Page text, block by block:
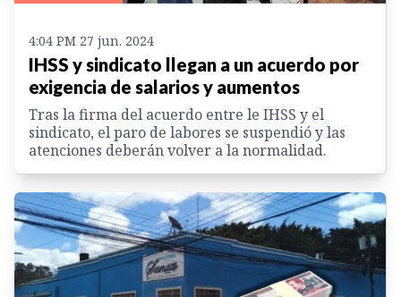
4:04 PM 27 jun. 2024
IHSS y sindicato llegan a un acuerdo por
exigencia de salarios y aumentos
Tras la firma del acuerdo entre le IHSS y el
sindicato, el paro de labores se suspendió y las
atenciones deberán volver a la normalidad.